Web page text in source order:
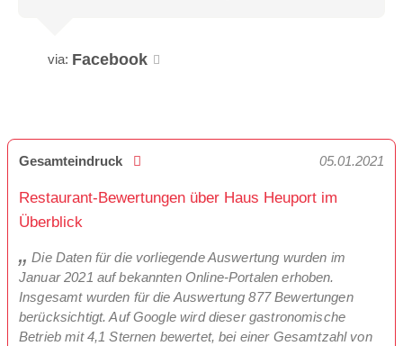
via: Facebook
Gesamteindruck 05.01.2021
Restaurant-Bewertungen über Haus Heuport im
Überblick
Die Daten für die vorliegende Auswertung wurden im
Januar 2021 auf bekannten Online-Portalen erhoben.
Insgesamt wurden für die Auswertung 877 Bewertungen
berücksichtigt. Auf Google wird dieser gastronomische
Betrieb mit 4,1 Sternen bewertet, bei einer Gesamtzahl von